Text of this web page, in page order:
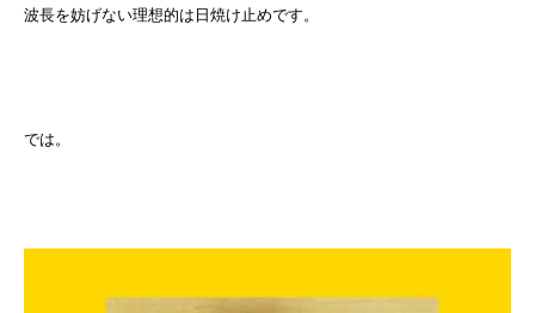
波長を妨げない理想的は日焼け止めです。
では。